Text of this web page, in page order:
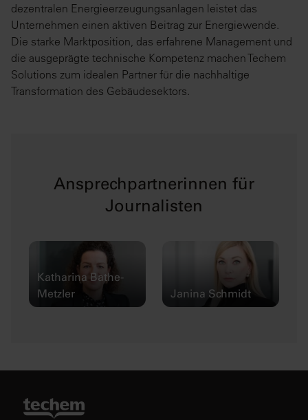
dezentralen Energieerzeugungsanlagen leistet das
Unternehmen einen aktiven Beitrag zur Energiewende.
Die starke Marktposition, das erfahrene Management und
die ausgeprägte technische Kompetenz machen Techem
Solutions zum idealen Partner für die nachhaltige
Transformation des Gebäudesektors.
Ansprechpartnerinnen für
Journalisten
Katharina Bathe-
Metzler
Janina Schmidt